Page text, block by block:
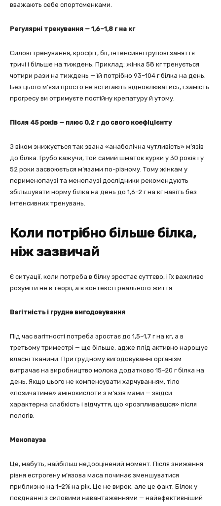
вважають себе спортсменками.
Регулярні тренування — 1,6–1,8 г на кг
Силові тренування, кросфіт, біг, інтенсивні групові заняття
тричі і більше на тиждень. Приклад: жінка 58 кг тренується
чотири рази на тиждень — їй потрібно 93–104 г білка на день.
Без цього м’язи просто не встигають відновлюватись, і замість
прогресу ви отримуєте постійну крепатуру й утому.
Після 45 років — плюс 0,2 г до свого коефіцієнту
З віком знижується так звана «анаболічна чутливість» м’язів
до білка. Грубо кажучи, той самий шматок курки у 30 років і у
52 роки засвоюється м’язами по-різному. Тому жінкам у
перименопаузі та менопаузі дослідники рекомендують
збільшувати норму білка на день до 1,6–2 г на кг навіть без
інтенсивних тренувань.
Коли потрібно більше білка,
ніж зазвичай
Є ситуації, коли потреба в білку зростає суттєво, і їх важливо
розуміти не в теорії, а в контексті реального життя.
Вагітність і грудне вигодовування
Під час вагітності потреба зростає до 1,5–1,7 г на кг, а в
третьому триместрі — ще більше, адже плід активно нарощує
власні тканини. При грудному вигодовуванні організм
витрачає на виробництво молока додатково 15–20 г білка на
день. Якщо цього не компенсувати харчуванням, тіло
«позичатиме» амінокислоти з м’язів мами — звідси
характерна слабкість і відчуття, що «розпливаєшся» після
пологів.
Менопауза
Це, мабуть, найбільш недооцінений момент. Після зниження
рівня естрогену м’язова маса починає зменшуватися
приблизно на 1–2% на рік. Це не вирок, але це факт. Білок у
поєднанні з силовими навантаженнями — найефективніший